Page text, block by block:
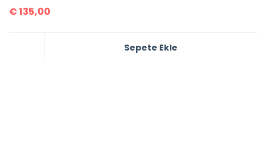
€135,00
Sepete Ekle